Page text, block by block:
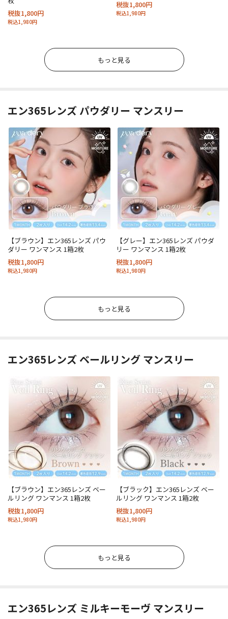
税抜1,800円
税込1,980円
税抜1,800円
税込1,980円
もっと見る
エン365レンズ パウダリー マンスリー
【ブラウン】エン365レンズ パウ
ダリー ワンマンス 1箱2枚
税抜1,800円
税込1,980円
【グレー】エン365レンズ パウダ
リー ワンマンス 1箱2枚
税抜1,800円
税込1,980円
もっと見る
エン365レンズ ベールリング マンスリー
【ブラウン】エン365レンズ ベー
ルリング ワンマンス 1箱2枚
税抜1,800円
税込1,980円
【ブラック】エン365レンズ ベー
ルリング ワンマンス 1箱2枚
税抜1,800円
税込1,980円
もっと見る
エン365レンズ ミルキーモーヴ マンスリー